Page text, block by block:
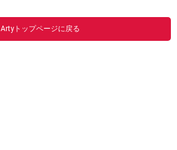
Artyトップページに戻る